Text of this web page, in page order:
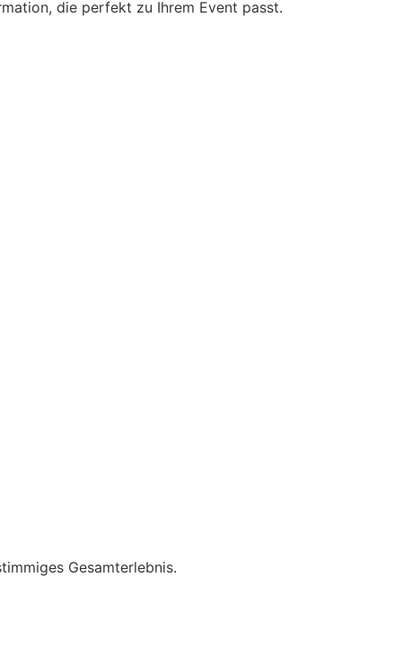
die perfekt zu Ihrem Event passt.
Gesamterlebnis.